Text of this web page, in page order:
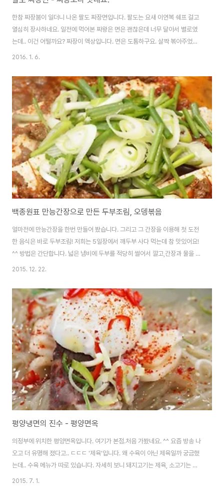
한참 짜장붐이 일더니 나온 팔도 짜장면입니다. 팔도는 요새 이연복 쉐프 걸고
열심히 장사하네요. 일전에 먹어본 짜왕은 면은 괜찮은데 너무 달아서 별로였
는데.. 이건 어떨까요? 짜장이 액상입니다. 면은 도톰하구요. 살짝 볶아주었습
니다. 물론 고추가루 넣고. 제법 먹을만 하네요. 개인적으로는 짜왕보다 나았습
면은 라면보단 짜장에 좀 더 가까운거 같아요. 언제나 라면은 취향껏. ^^
2016. 1. 6.
백종원표 만능간장으로 만든 두부조림, 오뎅볶음
얼마전에 만능간장을 한번 만들어 봤습니다. 그리고 그 간장을 이용해 첫 도전
한 음식은 바로 두부조림! 저희는 5일장에서 깨두부 사다 먹는데 참 맛있어요!
^^ 방법은 간단합니다. 넓은 냄비에 두부를 적당히 썰어서 깔고,간장과 물을 섞
어서 부어주고, 고추가루, 파 등을 첨가해주면 끝~ 보글보글 끓여서 졸아들면
(어묵볶음)도 해봤습니다. 물을 섞어서 볶는건 처음인데.. 안타고 좋더라구요.
여기엔 고추가루를 팍팍!!! 떡도 같이 넣어도 맛있을 것 같아요. ㅎㅎ
2015. 12. 22.
평양냉면의 진수 - 평양면옥
의정부에 위치한 평양면옥입니다. 여기가 본점.처음 가봤네요. ^^ 요즘 방송 나
오고 더 유명해 졌다고.. ㄷㄷㄷ '제육'입니다. 왜 수육이 아닌 제육일까 궁금했
는데.. 수육 메뉴가 따로 있습니다. 자세히 보니 돼지고기는 제육, 소고기는 수
육으로 명명하더군요. ㅎㅎ 그냥은 양념이 안된 매우 고소한 맛이구요. 뒤에 살
2015. 7. 1.